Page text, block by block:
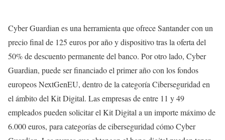
Cyber Guardian es una herramienta que ofrece Santander con un
precio final de 125 euros por año y dispositivo tras la oferta del
50% de descuento permanente del banco. Por otro lado, Cyber
Guardian, puede ser financiado el primer año con los fondos
europeos NextGenEU, dentro de la categoría Ciberseguridad en
el ámbito del Kit Digital. Las empresas de entre 11 y 49
empleados pueden solicitar el Kit Digital a un importe máximo de
6.000 euros, para categorías de ciberseguridad cómo Cyber